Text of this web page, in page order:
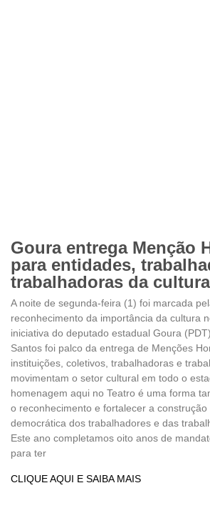
Goura entrega Menção
para entidades,
trabalhadoras da
A noite de segunda-feira (1) foi marcada
reconhecimento da importância da cultura
iniciativa do deputado estadual Goura
Santos foi palco da entrega de Menções
instituições, coletivos, trabalhadoras e
movimentam o setor cultural em todo o
homenagem aqui no Teatro é uma forma
o reconhecimento e fortalecer a construção
democrática dos trabalhadores e das
Este ano completamos oito anos de
para ter
CLIQUE AQUI E SAIBA MAIS